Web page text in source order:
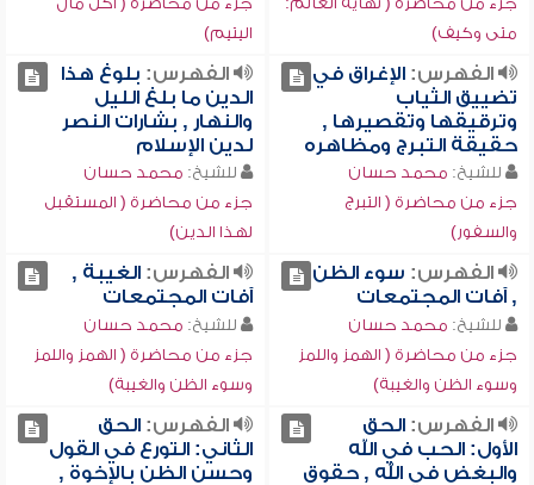
متى وكيف)
اليتيم)
الفهرس:الإغراق في
تضييق الثياب
وترقيقها وتقصيرها ,
حقيقة التبرج ومظاهره
للشيخ: محمد حسان
جزء من محاضرة ( التبرج
والسفور)
الفهرس: بلوغ هذا
الدين ما بلغ الليل
والنهار , بشارات النصر
لدين الإسلام
للشيخ: محمد حسان
جزء من محاضرة ( المستقبل
لهذا الدين)
الفهرس: سوء الظن
, آفات المجتمعات
للشيخ: محمد حسان
جزء من محاضرة ( الهمز واللمز
وسوء الظن والغيبة)
الفهرس:الغيبة ,
آفات المجتمعات
للشيخ: محمد حسان
جزء من محاضرة ( الهمز واللمز
وسوء الظن والغيبة)
الفهرس:الحق
الأول: الحب في الله
والبغض في الله , حقوق
الفهرس:الحق
الثاني: التورع في القول
وحسن الظن بالإخوة ,